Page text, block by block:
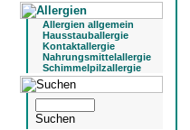
Allergien allgemein
Hausstauballergie
Kontaktallergie
Nahrungsmittelallergie
Schimmelpilzallergie